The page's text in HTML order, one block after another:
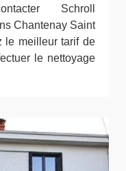
Schroll
Chantenay Saint
le meilleur tarif de
le nettoyage